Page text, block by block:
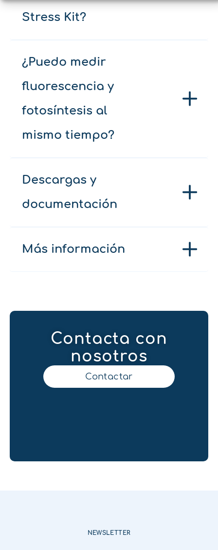
Stress Kit?
¿Puedo medir
fluorescencia y
fotosíntesis al
mismo tiempo?
Descargas y
documentación
Más información
Contacta con
nosotros
Contactar
NEWSLETTER